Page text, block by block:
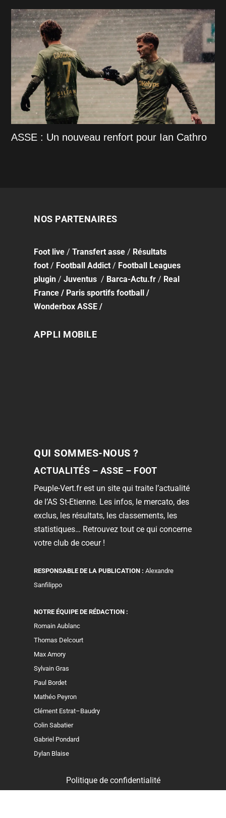
ASSE : Un nouveau renfort pour Ian Cathro
NOS PARTENAIRES
Foot live /Transfert asse / Résultats
foot / Football Addict / Football Leagues
plugin /Juventus / Barca-Actu.fr / Real
France / Paris sportifs football /
Wonderbox ASSE /
APPLI MOBILE
QUI SOMMES-NOUS ?
ACTUALITÉS – ASSE – FOOT
Peuple-Vert.fr est un site qui traite l’actualité
de l’AS St-Etienne. Les infos, le mercato, des
exclus, les résultats, les classements, les
statistiques… Retrouvez tout ce qui concerne
votre club de coeur !
RESPONSABLE DE LA PUBLICATION : Alexandre
Sanfilippo
NOTRE ÉQUIPE DE RÉDACTION :
Romain Aublanc
Thomas Delcourt
Max Amory
Sylvain Gras
Paul Bordet
Mathéo Peyron
Clément Estrat–Baudry
Colin Sabatier
Gabriel Pondard
Dylan Blaise
Politique de confidentialité